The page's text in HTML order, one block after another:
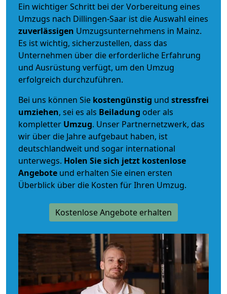
Ein wichtiger Schritt bei der Vorbereitung eines
Umzugs nach Dillingen-Saar ist die Auswahl eines
zuverlässigen Umzugsunternehmens in Mainz.
Es ist wichtig, sicherzustellen, dass das
Unternehmen über die erforderliche Erfahrung
und Ausrüstung verfügt, um den Umzug
erfolgreich durchzuführen.
Bei uns können Sie kostengünstig und stressfrei
umziehen, sei es als Beiladung oder als
kompletter Umzug. Unser Partnernetzwerk, das
wir über die Jahre aufgebaut haben, ist
deutschlandweit und sogar international
unterwegs. Holen Sie sich jetzt kostenlose
Angebote und erhalten Sie einen ersten
Überblick über die Kosten für Ihren Umzug.
Kostenlose Angebote erhalten